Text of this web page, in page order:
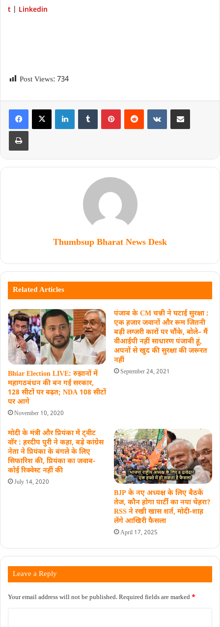
t
Linkedin
Post Views: 734
Thumbsup Bharat News Desk
Related Articles
Bhiar Election LIVE: रुझानों में
महागठबंधन की बन गई सरकार,
128 सीटों पर बढ़त; NDA 108 सीटों
पर आगे
November 10, 2020
पंजाब के CM चन्नी ने घटाई सुरक्षा :
एक हजार जवानों और रूम जितनी
बड़ी लग्जरी कारों पर चौंके, बोले– मैं
वीआईपी नहीं साधारण पंजाबी हूं,
अपनों से खुद की सुरक्षा की जरूरत
नहीं
September 24, 2021
मोदी के मंत्री और प्रियंका में ट्वीट
वॉर : हरदीप पुरी ने कहा, बड़े कांग्रेस
नेता ने प्रियंका के बंगले के लिए
सिफारिश की, प्रियंका का जवाब-
कोई रिक्वेस्ट नहीं की
July 14, 2020
BJP के नए अध्यक्ष के लिए बैठकें
तेज, कौन होगा पार्टी का नया चेहरा?
RSS ने रखी खास शर्त, मोदी-शाह
लेंगे आखिरी फैसला
April 17, 2025
Leave a Reply
Your email address will not be published.Required fields are marked *